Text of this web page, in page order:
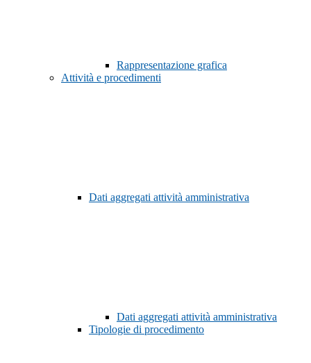
Rappresentazione grafica
Attività e procedimenti
Dati aggregati attività amministrativa
Dati aggregati attività amministrativa
Tipologie di procedimento